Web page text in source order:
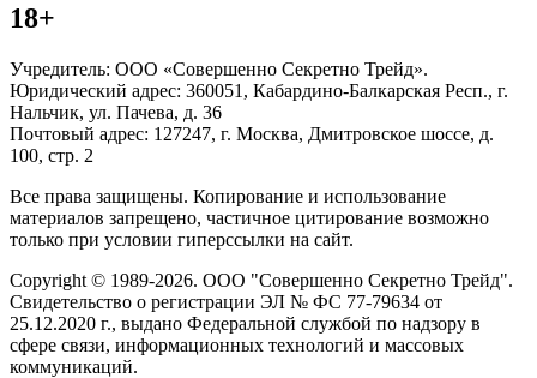
18+
Учредитель: ООО «Совершенно Секретно Трейд».
Юридический адрес: 360051, Кабардино-Балкарская Респ., г.
Нальчик, ул. Пачева, д. 36
Почтовый адрес: 127247, г. Москва, Дмитровское шоссе, д.
100, стр. 2
Все права защищены. Копирование и использование
материалов запрещено, частичное цитирование возможно
только при условии гиперссылки на сайт.
Copyright © 1989-2026. ООО "Совершенно Секретно Трейд".
Свидетельство о регистрации ЭЛ № ФС 77-79634 от
25.12.2020 г., выдано Федеральной службой по надзору в
сфере связи, информационных технологий и массовых
коммуникаций.